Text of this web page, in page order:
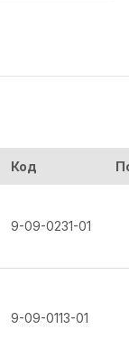
Код
9-09-0231-01
9-09-0113-01